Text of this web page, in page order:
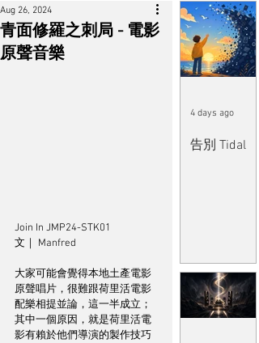
青面修羅之刺局 - 電影
原聲音樂
Aug 26, 2024
Join In JMP24-STK01
文｜ Manfred
大家可能會覺得本地土產電影
原聲唱片，很難跟荷里活電影
配樂相提並論，這一半成立；
其中一個原因，就是荷里活電
影有賴於他們導演的製作技巧
告別 Tidal
4 days ago